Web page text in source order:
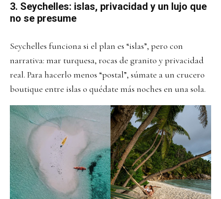
3. Seychelles: islas, privacidad y un lujo que
no se presume
Seychelles funciona si el plan es “islas”, pero con
narrativa: mar turquesa, rocas de granito y privacidad
real. Para hacerlo menos “postal”, súmate a un crucero
boutique entre islas o quédate más noches en una sola.